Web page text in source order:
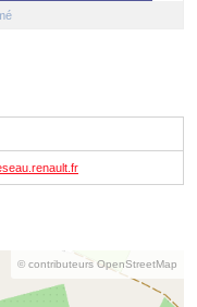
© contributeurs OpenStreetMap